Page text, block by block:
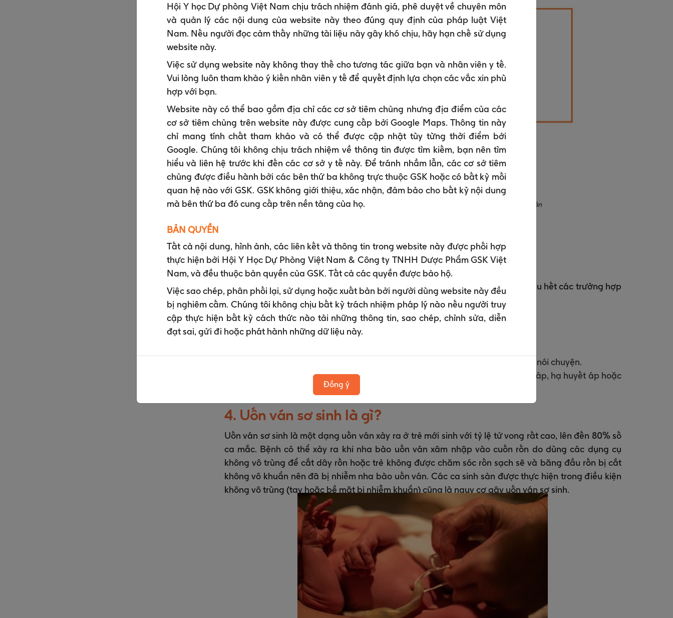
Hình 2: Sơ đồ thể hiện quá trình phát triển và lây truyền của vi khuẩn uốn ván
Bệnh uốn ván không lây truyền trực tiếp từ người sang người.
3. Triệu chứng bệnh uốn ván?
Triệu chứng uốn ván thường xuất hiện sau 3 đến 21 ngày sau nhiễm khuẩn. Hầu hết các trường hợp
xuất hiện trong vòng 10 ngày sau nhiễm khuẩn. Các triệu chứng bao gồm:
Khó mở miệng (cứng hàm)
Khó nuốt
Các triệu chứng khác có thể bao gồm co thắt cơ gây đau, khó thở và khó nói chuyện.
Các trường hợp nặng có thể dẫn đến tử vong do suy hô hấp, tăng huyết áp, hạ huyết áp hoặc
4. Uốn ván sơ sinh là gì?
Uốn ván sơ sinh là một dạng uốn ván xảy ra ở trẻ mới sinh với tỷ lệ tử vong rất cao, lên đến 80% số
ca mắc. Bệnh có thể xảy ra khi nha bào uốn ván xâm nhập vào cuốn rốn do dùng các dụng cụ
không vô trùng để cắt dây rốn hoặc trẻ không được chăm sóc rốn sạch sẽ và băng đầu rốn bị cắt
không vô khuẩn nên đã bị nhiễm nha bào uốn ván. Các ca sinh sản được thực hiện trong điều kiện
không vô trùng (tay hoặc bề mặt bị nhiễm khuẩn) cũng là nguy cơ gây uốn ván sơ sinh.
Hội Y học Dự phòng Việt Nam chịu trách nhiệm đánh giá, phê duyệt về chuyên môn
và quản lý các nội dung của website này theo đúng quy định của pháp luật Việt
Nam. Nếu người đọc cảm thấy những tài liệu này gây khó chịu, hãy hạn chế sử dụng
website này.
Việc sử dụng website này không thay thế cho tương tác giữa bạn và nhân viên y tế.
Vui lòng luôn tham khảo ý kiến nhân viên y tế để quyết định lựa chọn các vắc xin phù
hợp với bạn.
Website này có thể bao gồm địa chỉ các cơ sở tiêm chủng nhưng địa điểm của các
cơ sở tiêm chủng trên website này được cung cấp bởi Google Maps. Thông tin này
chỉ mang tính chất tham khảo và có thể được cập nhật tùy từng thời điểm bởi
Google. Chúng tôi không chịu trách nhiệm về thông tin được tìm kiếm, bạn nên tìm
hiểu và liên hệ trước khi đến các cơ sở y tế này. Để tránh nhầm lẫn, các cơ sở tiêm
chủng được điều hành bởi các bên thứ ba không trực thuộc GSK hoặc có bất kỳ mối
quan hệ nào với GSK. GSK không giới thiệu, xác nhận, đảm bảo cho bất kỳ nội dung
mà bên thứ ba đó cung cấp trên nền tảng của họ.
BẢN QUYỀN
Tất cả nội dung, hình ảnh, các liên kết và thông tin trong website này được phối hợp
thực hiện bởi Hội Y Học Dự Phòng Việt Nam & Công ty TNHH Dược Phẩm GSK Việt
Nam, và đều thuộc bản quyền của GSK. Tất cả các quyền được bảo hộ.
Việc sao chép, phân phối lại, sử dụng hoặc xuất bản bởi người dùng website này đều
bị nghiêm cấm. Chúng tôi không chịu bất kỳ trách nhiệm pháp lý nào nếu người truy
cập thực hiện bất kỳ cách thức nào tải những thông tin, sao chép, chỉnh sửa, diễn
đạt sai, gửi đi hoặc phát hành những dữ liệu này.
Đồng ý